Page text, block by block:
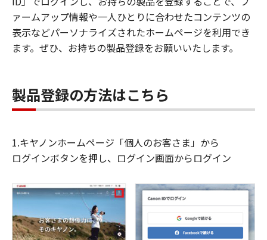
ァームアップ情報や一人ひとりに合わせたコンテンツの
表示などパーソナライズされたホームページを利用でき
ます。ぜひ、お持ちの製品登録をお願いいたします。
製品登録の方法はこちら
1.キヤノンホームページ「個人のお客さま」から
ログインボタンを押し、ログイン画面からログイン